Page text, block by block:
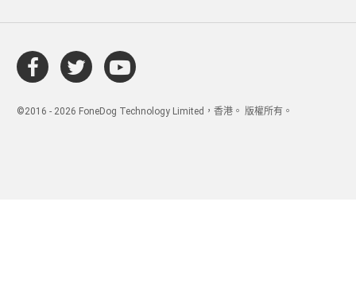
©2016 - 2026 FoneDog Technology Limited，香港。 版權所有。